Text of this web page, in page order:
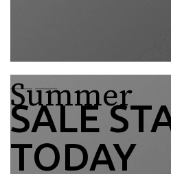
Summer
____
SALE
TODAY